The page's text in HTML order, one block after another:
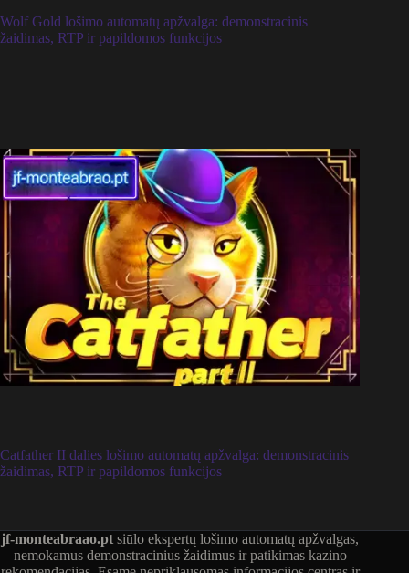
Wolf Gold lošimo automatų apžvalga: demonstracinis
žaidimas, RTP ir papildomos funkcijos
Catfather II dalies lošimo automatų apžvalga: demonstracinis
žaidimas, RTP ir papildomos funkcijos
jf-monteabraao.pt siūlo ekspertų lošimo automatų apžvalgas,
nemokamus demonstracinius žaidimus ir patikimas kazino